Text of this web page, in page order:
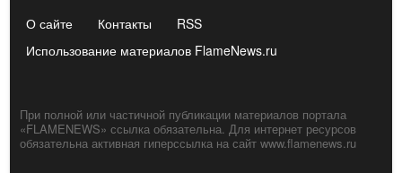
О сайте Контакты
RSS
Использование материалов FlameNews.ru
При полной или частичной публикации материалов портала
«FLAMENEWS» ссылка обязательна. Для интернет ресурсов
обязательна активная гиперссылка на сайт www.flamenews.ru